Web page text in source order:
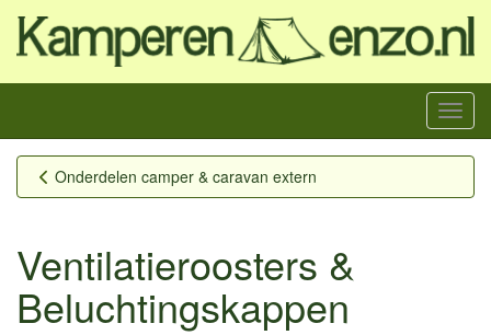
Menu
Onderdelen camper & caravan extern
Ventilatieroosters &
Beluchtingskappen